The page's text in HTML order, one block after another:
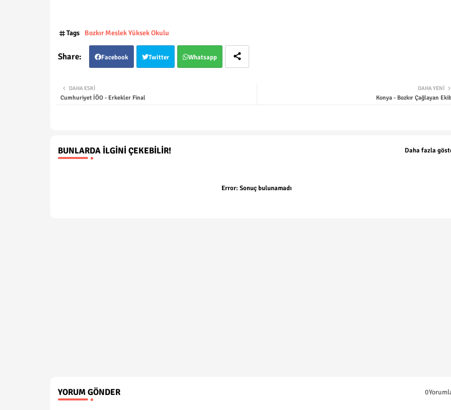
Tags Bozkır Meslek Yüksek Okulu
Facebook Twitter Whatsapp
DAHA YENI
Konya - Bozkır Çağlayan
DAHA ESKI
Cumhuriyet İÖO - Erkekler Final
BUNLARDA İLGINI ÇEKEBILIR! Daha fazla
Error: Sonuç bulunamadı
YORUM GÖNDER